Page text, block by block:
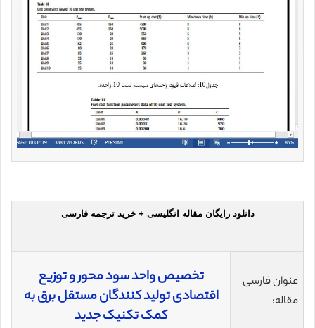
دانلود رایگان مقاله انگلیسی + خرید ترجمه فارسی
عنوان فارسی
مقاله:
تخصیص ‌واحد سود محور و توزیع
اقتصادی تولید‌ کنندگان مستقل برق به
کمک تکنیک جدید